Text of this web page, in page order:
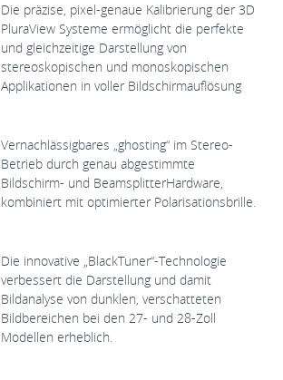
Die präzise, pixel-genaue Kalibrierung der 3D
PluraView Systeme ermöglicht die perfekte
und gleichzeitige Darstellung von
stereoskopischen und monoskopischen
Applikationen in voller Bildschirmauflösung
Vernachlässigbares „ghosting“ im Stereo-
Betrieb durch genau abgestimmte
Bildschirm- und BeamsplitterHardware,
kombiniert mit optimierter Polarisationsbrille.
Die innovative „BlackTuner“-Technologie
verbessert die Darstellung und damit
Bildanalyse von dunklen, verschatteten
Bildbereichen bei den 27- und 28-Zoll
Modellen erheblich.